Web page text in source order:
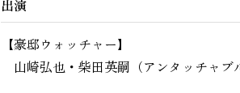
出演
【豪邸ウォッチャー】
山崎弘也・柴田英嗣（アンタッチャブ